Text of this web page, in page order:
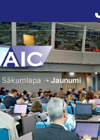
Sākumlapa ➝ Jaunumi